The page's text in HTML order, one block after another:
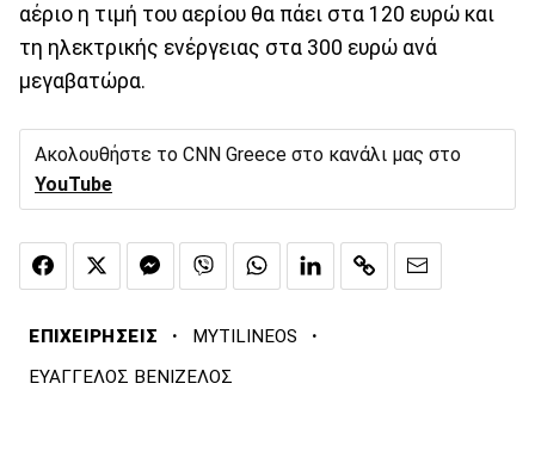
αέριο η τιμή του αερίου θα πάει στα 120 ευρώ και
τη ηλεκτρικής ενέργειας στα 300 ευρώ ανά
μεγαβατώρα.
Ακολουθήστε το CNN Greece στο κανάλι μας στο
YouTube
ΕΠΙΧΕΙΡΗΣΕΙΣ · MYTILINEOS ·
ΕΥΑΓΓΕΛΟΣ ΒΕΝΙΖΕΛΟΣ